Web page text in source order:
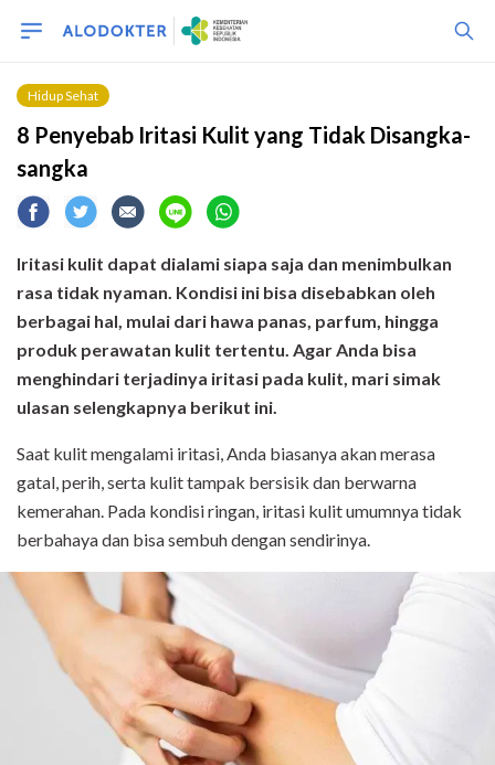
Hidup Sehat
8 Penyebab Iritasi Kulit yang Tidak Disangka-
sangka
Iritasi kulit dapat dialami siapa saja dan menimbulkan
rasa tidak nyaman. Kondisi ini bisa disebabkan oleh
berbagai hal, mulai dari hawa panas, parfum, hingga
produk perawatan kulit tertentu. Agar Anda bisa
menghindari terjadinya iritasi pada kulit, mari simak
ulasan selengkapnya berikut ini.
Saat kulit mengalami iritasi, Anda biasanya akan merasa
gatal, perih, serta kulit tampak bersisik dan berwarna
kemerahan. Pada kondisi ringan, iritasi kulit umumnya tidak
berbahaya dan bisa sembuh dengan sendirinya.